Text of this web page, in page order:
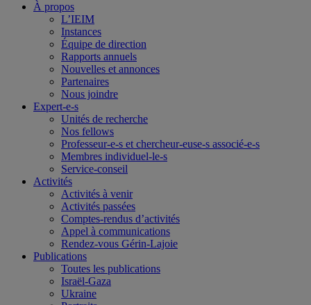
À propos
L’IEIM
Instances
Équipe de direction
Rapports annuels
Nouvelles et annonces
Partenaires
Nous joindre
Expert-e-s
Unités de recherche
Nos fellows
Professeur-e-s et chercheur-euse-s associé-e-s
Membres individuel-le-s
Service-conseil
Activités
Activités à venir
Activités passées
Comptes-rendus d’activités
Appel à communications
Rendez-vous Gérin-Lajoie
Publications
Toutes les publications
Israël-Gaza
Ukraine